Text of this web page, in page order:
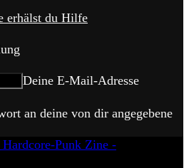
erhälst du Hilfe
Deine E-Mail-Adresse
an deine von dir angegebene